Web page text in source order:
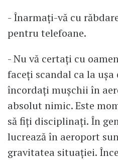
- Înarmați-vă cu
pentru telefoane.
- Nu vă certați cu
faceți scandal ca la
încordați mușchii în
absolut nimic. Este
să fiți disciplinați. În
lucrează în aeroport
gravitatea situației.